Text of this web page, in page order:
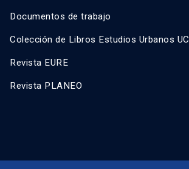
Documentos de trabajo
Colección de Libros Estudios Urbanos UC
Revista EURE
Revista PLANEO